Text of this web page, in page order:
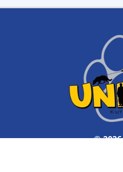
©